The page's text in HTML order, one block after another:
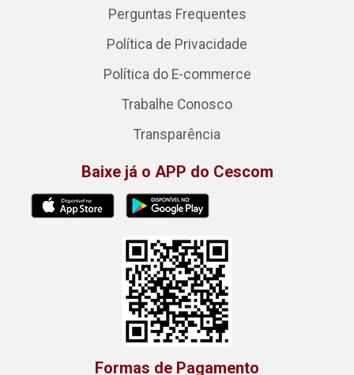
Perguntas Frequentes
Política de Privacidade
Política do E-commerce
Trabalhe Conosco
Transparência
Baixe já o APP do Cescom
Formas de Pagamento